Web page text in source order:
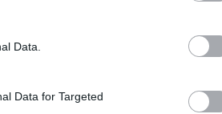
Data.
Data for Targeted
το αυτοκίνητο